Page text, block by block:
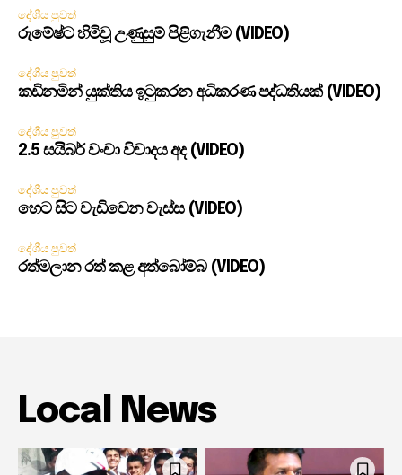
දේශීය පුවත්
රුමේෂ්ට හිමිවූ උණුසුම් පිළිගැනීම (VIDEO)
දේශීය පුවත්
කඩිනමින් යුක්තිය ඉටුකරන අධිකරණ පද්ධතියක් (VIDEO)
දේශීය පුවත්
2.5 සයිබර් වංචා විවාදය අද (VIDEO)
දේශීය පුවත්
හෙට සිට වැඩිවෙන වැස්ස (VIDEO)
දේශීය පුවත්
රත්මලාන රත් කළ අත්බෝම්බ (VIDEO)
Local News